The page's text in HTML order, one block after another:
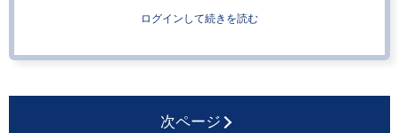
ログインして続きを読む
次ページ